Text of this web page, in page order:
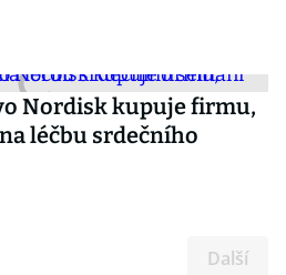
Nordisk kupuje firmu,
léčbu srdečního
Další